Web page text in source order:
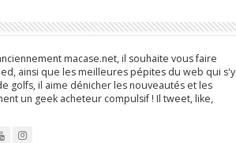
macase.net, il souhaite vous faire
ainsi que les meilleures pépites du web qui s'y
golfs, il aime dénicher les nouveautés et les
un geek acheteur compulsif ! Il tweet, like,